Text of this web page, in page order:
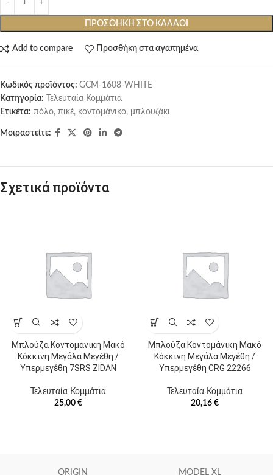
ΠΡΟΣΘΉΚΗ ΣΤΟ ΚΑΛΆΘΙ
Add to compare Προσθήκη στα αγαπημένα
Κωδικός προϊόντος: GCM-1608-WHITE
Κατηγορία:
Τελευταία Κομμάτια
Ετικέτα: πόλο, πικέ, κοντομάνικο, μπλουζάκι
Μοιραστείτε:
Σχετικά προϊόντα
Μπλούζα Κοντομάνικη Μακό
Κόκκινη Μεγάλα Μεγέθη /
Υπερμεγέθη 7SRS ZIDAN
Τελευταία Κομμάτια
25,00 €
Μπλούζα Κοντομάνικη Μακό
Κόκκινη Μεγάλα Μεγέθη /
Υπερμεγέθη CRG 22266
Τελευταία Κομμάτια
20,16 €
ORIGIN MODEL XL